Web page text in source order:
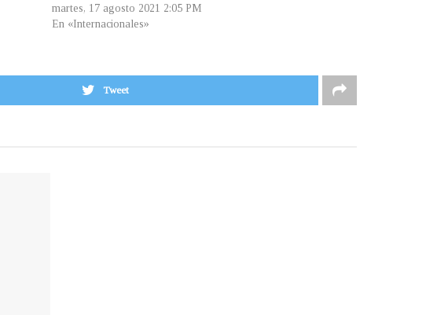
martes, 17 agosto 2021 2:05 PM
En «Internacionales»
Tweet